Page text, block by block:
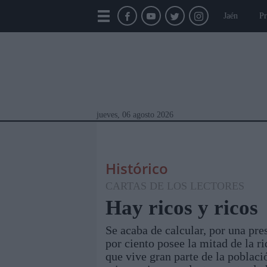
Jaén
jueves, 06 agosto 2026
Módulos Portada Jaén Provincia
Histórico
CARTAS DE LOS LECTORES
Hay ricos y ricos
Se acaba de calcular, por una
por ciento posee la mitad de la
que vive gran parte de la